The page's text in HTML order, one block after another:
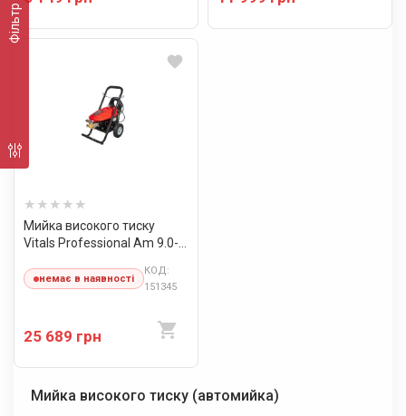
Фільтр
Мийка високого тиску
Vitals Professional Am 9.0-
немає в наявності
КОД:
151345
25 689 грн
Мийка високого тиску (автомийка)